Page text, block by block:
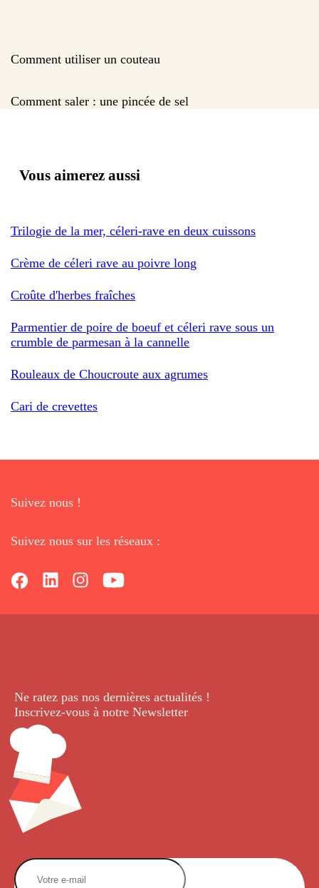
Comment utiliser un couteau
Comment saler : une pincée de sel
Vous aimerez aussi
Trilogie de la mer, céleri-rave en deux cuissons
Crème de céleri rave au poivre long
Croûte d'herbes fraîches
Parmentier de poire de boeuf et céleri rave sous un
crumble de parmesan à la cannelle
Rouleaux de Choucroute aux agrumes
Cari de crevettes
Suivez nous !
Suivez nous sur les réseaux :
Ne ratez pas nos dernières actualités !
Inscrivez-vous à notre Newsletter.